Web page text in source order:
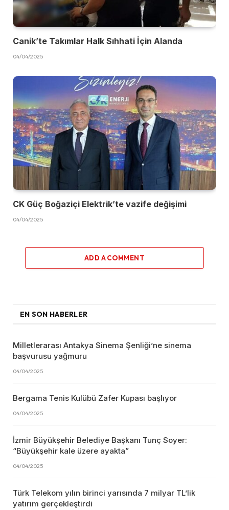
Canik’te Takımlar Halk Sıhhati İçin Alanda
04/04/2025
CK Güç Boğaziçi Elektrik’te vazife değişimi
04/04/2025
ADD A COMMENT
EN SON HABERLER
Milletlerarası Antakya Sinema Şenliği’ne sinema
başvurusu yağmuru
04/04/2025
Bergama Tenis Kulübü Zafer Kupası başlıyor
04/04/2025
İzmir Büyükşehir Belediye Başkanı Tunç Soyer:
“Büyükşehir kale üzere ayakta”
04/04/2025
Türk Telekom yılın birinci yarısında 7 milyar TL’lik
yatırım gerçekleştirdi